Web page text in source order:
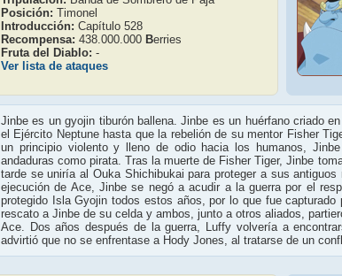
Posición: Timonel
Introducción: Capítulo 528
Recompensa: 438.000.000 Berries
Fruta del Diablo: -
Ver lista de ataques
Jinbe es un gyojin tiburón ballena. Jinbe es un huérfano criado
el Ejército Neptune hasta que la rebelión de su mentor Fisher
un principio violento y lleno de odio hacia los humanos,
andaduras como pirata. Tras la muerte de Fisher Tiger, Jinbe
tarde se uniría al Ouka Shichibukai para proteger a sus
ejecución de Ace, Jinbe se negó a acudir a la guerra por el
protegido Isla Gyojin todos estos años, por lo que fue
rescato a Jinbe de su celda y ambos, junto a otros aliados,
Ace. Dos años después de la guerra, Luffy volvería a
advirtió que no se enfrentase a Hody Jones, al tratarse de un